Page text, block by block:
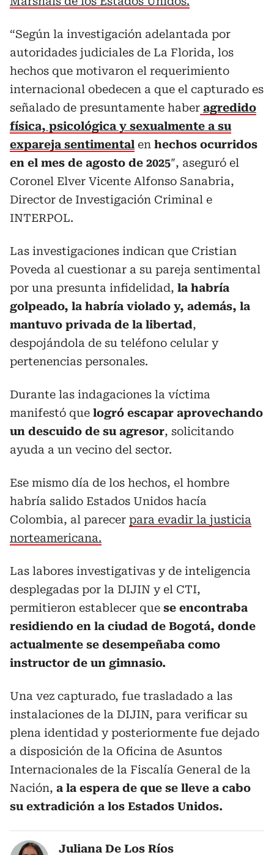
“Según la investigación adelantada por
autoridades judiciales de La Florida, los
hechos que motivaron el requerimiento
internacional obedecen a que el capturado es
señalado de presuntamente haber agredido
física, psicológica y sexualmente a su
expareja sentimental en hechos ocurridos
en el mes de agosto de 2025″, aseguró el
Coronel Elver Vicente Alfonso Sanabria,
Director de Investigación Criminal e
INTERPOL.
Las investigaciones indican que Cristian
Poveda al cuestionar a su pareja sentimental
por una presunta infidelidad, la habría
golpeado, la habría violado y, además, la
mantuvo privada de la libertad,
despojándola de su teléfono celular y
pertenencias personales.
Durante las indagaciones la víctima
manifestó que logró escapar aprovechando
un descuido de su agresor, solicitando
ayuda a un vecino del sector.
Ese mismo día de los hechos, el hombre
habría salido Estados Unidos hacía
Colombia, al parecer para evadir la justicia
norteamericana.
Las labores investigativas y de inteligencia
desplegadas por la DIJIN y el CTI,
permitieron establecer que se encontraba
residiendo en la ciudad de Bogotá, donde
actualmente se desempeñaba como
instructor de un gimnasio.
Una vez capturado, fue trasladado a las
instalaciones de la DIJIN, para verificar su
plena identidad y posteriormente fue dejado
a disposición de la Oficina de Asuntos
Internacionales de la Fiscalía General de la
Nación, a la espera de que se lleve a cabo
su extradición a los Estados Unidos.
Juliana De Los Ríos